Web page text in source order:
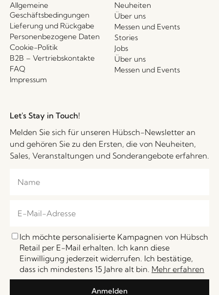
Allgemeine
Geschäftsbedingungen
Lieferung und Rückgabe
Personenbezogene Daten
Cookie-Politik
B2B – Vertriebskontakte
FAQ
Impressum
Neuheiten
Über uns
Messen und Events
Stories
Jobs
Über uns
Messen und Events
Let's Stay in Touch!
Melden Sie sich für unseren Hübsch-Newsletter an
und gehören Sie zu den Ersten, die von Neuheiten,
Sales, Veranstaltungen und Sonderangebote erfahren.
Ich möchte personalisierte Kampagnen von Hübsch
Retail per E-Mail erhalten. Ich kann diese
Einwilligung jederzeit widerrufen. Ich bestätige,
dass ich mindestens 15 Jahre alt bin. Mehr erfahren
Anmelden